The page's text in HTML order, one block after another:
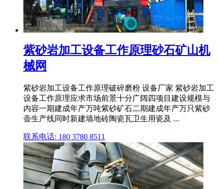
紫砂岩加工设备工作原理砂石矿山机
械网
紫砂岩加工设备工作原理破碎磨粉 设备厂家 紫砂岩加工
设备工作原理应求市场前景十分广阔四项目建设规模与
内容一期建成年产万吨紫砂矿石二期建成年产万只紫砂
壶生产线同时新建墙地砖陶瓷瓦卫生用瓷及 ...
联系电话: 180 3780 8511